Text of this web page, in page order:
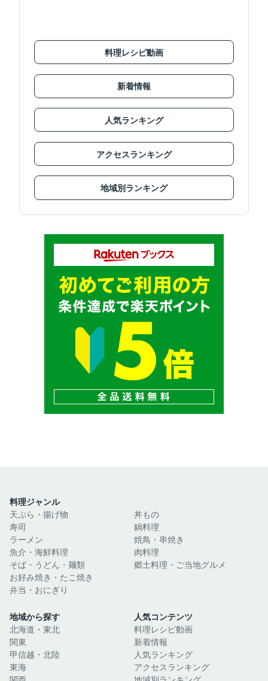
料理レシピ動画
新着情報
人気ランキング
アクセスランキング
地域別ランキング
料理ジャンル
天ぷら・揚げ物
寿司
ラーメン
魚介・海鮮料理
そば・うどん・麺類
お好み焼き・たこ焼き
弁当・おにぎり
丼もの
鍋料理
焼鳥・串焼き
肉料理
郷土料理・ご当地グルメ
地域から探す
北海道・東北
関東
甲信越・北陸
東海
人気コンテンツ
料理レシピ動画
新着情報
人気ランキング
アクセスランキング